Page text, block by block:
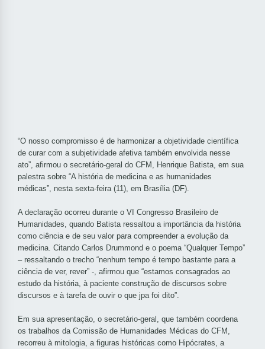
“O nosso compromisso é de harmonizar a objetividade científica
de curar com a subjetividade afetiva também envolvida nesse
ato”, afirmou o secretário-geral do CFM, Henrique Batista, em sua
palestra sobre “A história de medicina e as humanidades
médicas”, nesta sexta-feira (11), em Brasília (DF).
A declaração ocorreu durante o VI Congresso Brasileiro de
Humanidades, quando Batista ressaltou a importância da história
como ciência e de seu valor para compreender a evolução da
medicina. Citando Carlos Drummond e o poema “Qualquer Tempo”
– ressaltando o trecho “nenhum tempo é tempo bastante para a
ciência de ver, rever” -, afirmou que “estamos consagrados ao
estudo da história, à paciente construção de discursos sobre
discursos e à tarefa de ouvir o que jpa foi dito”.
Em sua apresentação, o secretário-geral, que também coordena
os trabalhos da Comissão de Humanidades Médicas do CFM,
recorreu à mitologia, a figuras históricas como Hipócrates, a